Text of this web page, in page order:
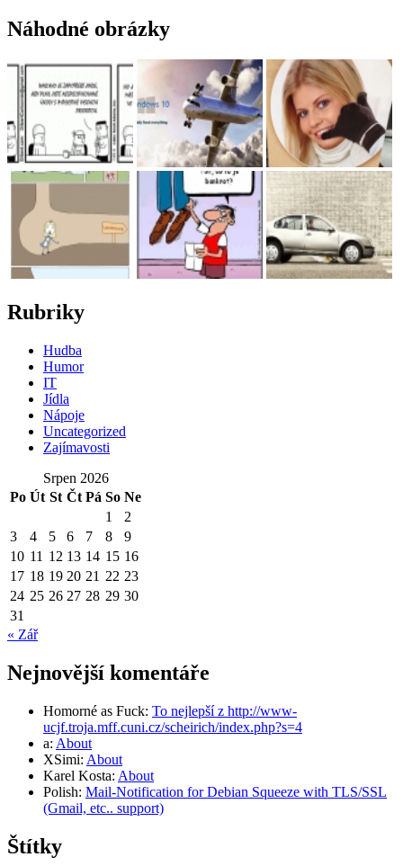
Náhodné obrázky
Rubriky
Hudba
Humor
IT
Jídla
Nápoje
Uncategorized
Zajímavosti
Srpen 2026
Po Út St Čt Pá So Ne
1
2
3
4 5 6 7 8
9
10 11 12 13 14 15 16
17 18 19 20 21 22 23
24 25 26 27 28 29 30
31
« Zář
Nejnovější komentáře
Homorné as Fuck: To nejlepší z http://www-
ucjf.troja.mff.cuni.cz/scheirich/index.php?s=4
a: About
XSimi: About
Karel Kosta: About
Polish: Mail-Notification for Debian Squeeze with TLS/SSL
(Gmail, etc.. support)
Štítky